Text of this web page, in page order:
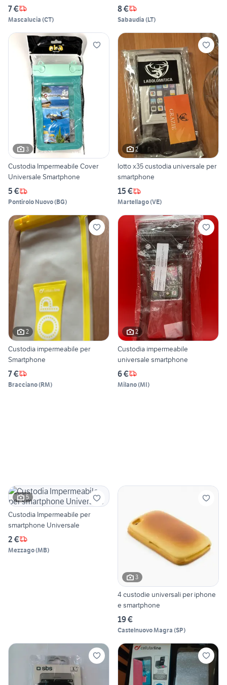
7 €
Mascalucia (CT)
8 €
Sabaudia (LT)
3
Custodia Impermeabile Cover
Universale Smartphone
5 €
Pontirolo Nuovo(BG)
2
lotto x35 custodia universale per
smartphone
15 €
Martellago(VE)
2
Custodia impermeabile per
Smartphone
7 €
Bracciano(RM)
2
Custodia impermeabile
universale smartphone
6 €
Milano(MI)
5
Custodia Impermeabile per
smartphone Universale
2 €
Mezzago(MB)
3
4 custodie universali per iphone
e smartphone
19 €
Castelnuovo Magra (SP)